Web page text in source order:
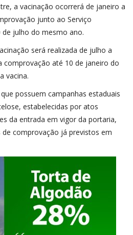
a vacinação ocorrerá de janeiro a
junto ao Serviço
de julho do mesmo ano.
será realizada de julho a
comprovação até 10 de janeiro do
vacina.
possuem campanhas estaduais
estabelecidas por atos
da entrada em vigor da portaria,
comprovação já previstos em